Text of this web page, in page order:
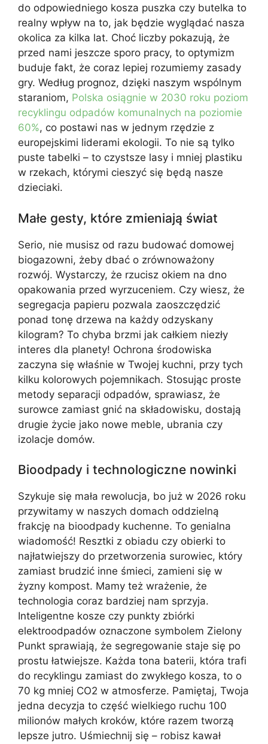
do odpowiedniego kosza puszka czy butelka to
realny wpływ na to, jak będzie wyglądać nasza
okolica za kilka lat. Choć liczby pokazują, że
przed nami jeszcze sporo pracy, to optymizm
buduje fakt, że coraz lepiej rozumiemy zasady
gry. Według prognoz, dzięki naszym wspólnym
staraniom, Polska osiągnie w 2030 roku poziom
recyklingu odpadów komunalnych na poziomie
60%, co postawi nas w jednym rzędzie z
europejskimi liderami ekologii. To nie są tylko
puste tabelki – to czystsze lasy i mniej plastiku
w rzekach, którymi cieszyć się będą nasze
dzieciaki.
Małe gesty, które zmieniają świat
Serio, nie musisz od razu budować domowej
biogazowni, żeby dbać o zrównoważony
rozwój. Wystarczy, że rzucisz okiem na dno
opakowania przed wyrzuceniem. Czy wiesz, że
segregacja papieru pozwala zaoszczędzić
ponad tonę drzewa na każdy odzyskany
kilogram? To chyba brzmi jak całkiem niezły
interes dla planety! Ochrona środowiska
zaczyna się właśnie w Twojej kuchni, przy tych
kilku kolorowych pojemnikach. Stosując proste
metody separacji odpadów, sprawiasz, że
surowce zamiast gnić na składowisku, dostają
drugie życie jako nowe meble, ubrania czy
izolacje domów.
Bioodpady i technologiczne nowinki
Szykuje się mała rewolucja, bo już w 2026 roku
przywitamy w naszych domach oddzielną
frakcję na bioodpady kuchenne. To genialna
wiadomość! Resztki z obiadu czy obierki to
najłatwiejszy do przetworzenia surowiec, który
zamiast brudzić inne śmieci, zamieni się w
żyzny kompost. Mamy też wrażenie, że
technologia coraz bardziej nam sprzyja.
Inteligentne kosze czy punkty zbiórki
elektroodpadów oznaczone symbolem Zielony
Punkt sprawiają, że segregowanie staje się po
prostu łatwiejsze. Każda tona baterii, która trafi
do recyklingu zamiast do zwykłego kosza, to o
70 kg mniej CO2 w atmosferze. Pamiętaj, Twoja
jedna decyzja to część wielkiego ruchu 100
milionów małych kroków, które razem tworzą
lepsze jutro. Uśmiechnij się – robisz kawał